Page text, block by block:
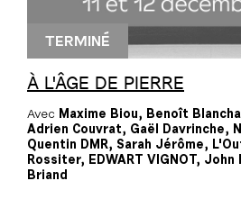
TERMINÉ
À L'ÂGE DE PIERRE
Avec Maxime Biou, Benoît
Adrien Couvrat, Gaël Davrinche,
Quentin DMR, Sarah Jérôme,
Rossiter, EDWART VIGNOT,
Briand